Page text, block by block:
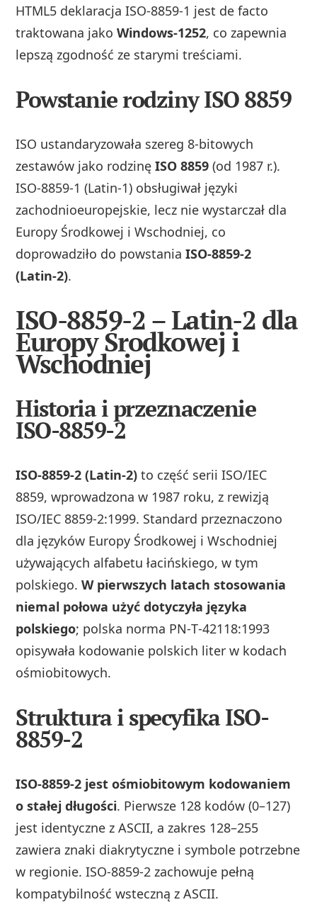
HTML5 deklaracja ISO‑8859‑1 jest de facto
traktowana jakoWindows‑1252, co zapewnia
lepszą zgodność ze starymi treściami.
Powstanie rodziny ISO 8859
ISO ustandaryzowała szereg 8‑bitowych
zestawów jako rodzinęISO 8859 (od 1987 r.).
ISO‑8859‑1 (Latin‑1) obsługiwał języki
zachodnioeuropejskie, lecz nie wystarczał dla
Europy Środkowej i Wschodniej, co
doprowadziło do powstaniaISO‑8859‑2
(Latin‑2).
ISO-8859-2 – Latin-2 dla
Europy Środkowej i
Wschodniej
Historia i przeznaczenie
ISO-8859-2
ISO‑8859‑2 (Latin‑2) to część serii ISO/IEC
8859, wprowadzona w 1987 roku, z rewizją
ISO/IEC 8859‑2:1999. Standard przeznaczono
dla języków Europy Środkowej i Wschodniej
używających alfabetu łacińskiego, w tym
polskiego.W pierwszych latach stosowania
niemal połowa użyć dotyczyła języka
polskiego; polska norma PN‑T‑42118:1993
opisywała kodowanie polskich liter w kodach
ośmiobitowych.
Struktura i specyfika ISO-
8859-2
ISO‑8859‑2 jest ośmiobitowym kodowaniem
o stałej długości. Pierwsze 128 kodów (0–127)
jest identyczne z ASCII, a zakres 128–255
zawiera znaki diakrytyczne i symbole potrzebne
w regionie. ISO‑8859‑2 zachowuje pełną
kompatybilność wsteczną z ASCII.